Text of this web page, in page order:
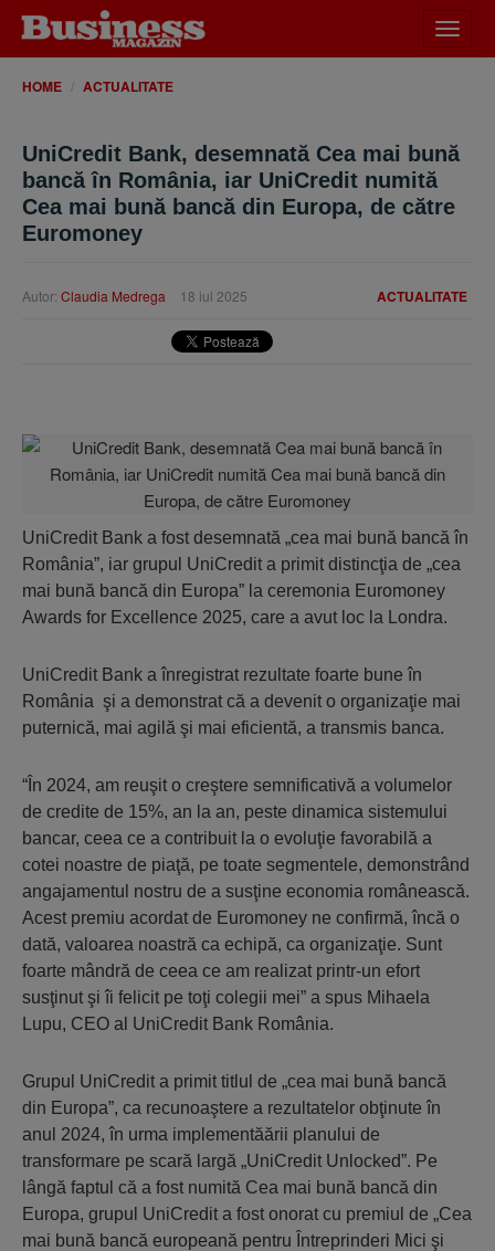
meniu
HOME ACTUALITATE
UniCredit Bank, desemnată Cea mai bună
bancă în România, iar UniCredit numită
Cea mai bună bancă din Europa, de către
Euromoney
ACTUALITATE
Autor: Claudia Medrega 18 iul 2025
UniCredit Bank a fost desemnată „cea mai bună bancă în
România”, iar grupul UniCredit a primit distincţia de „cea
mai bună bancă din Europa” la ceremonia Euromoney
Awards for Excellence 2025, care a avut loc la Londra.
UniCredit Bank a înregistrat rezultate foarte bune în
România şi a demonstrat că a devenit o organizaţie mai
puternică, mai agilă şi mai eficientă, a transmis banca.
“În 2024, am reuşit o creştere semnificativă a volumelor
de credite de 15%, an la an, peste dinamica sistemului
bancar, ceea ce a contribuit la o evoluţie favorabilă a
cotei noastre de piaţă, pe toate segmentele, demonstrând
angajamentul nostru de a susţine economia românească.
Acest premiu acordat de Euromoney ne confirmă, încă o
dată, valoarea noastră ca echipă, ca organizaţie. Sunt
foarte mândră de ceea ce am realizat printr-un efort
susţinut şi îi felicit pe toţi colegii mei” a spus Mihaela
Lupu, CEO al UniCredit Bank România.
Grupul UniCredit a primit titlul de „cea mai bună bancă
din Europa”, ca recunoaştere a rezultatelor obţinute în
anul 2024, în urma implementăării planului de
transformare pe scară largă „UniCredit Unlocked”. Pe
lângă faptul că a fost numită Cea mai bună bancă din
Europa, grupul UniCredit a fost onorat cu premiul de „Cea
mai bună bancă europeană pentru Întreprinderi Mici şi